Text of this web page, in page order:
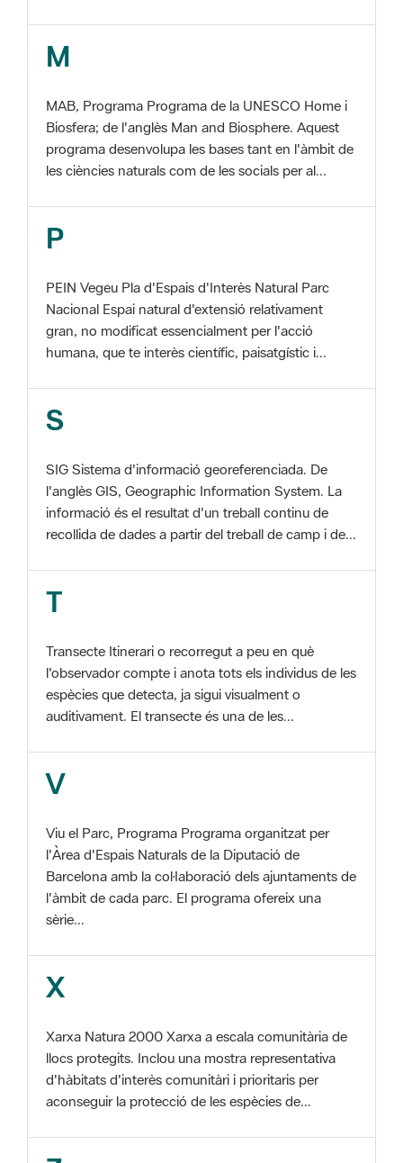
Biosfera; de l'anglès Man and Biosphere. Aquest
les ciències naturals com de les socials per al...
P
Nacional Espai natural d'extensió relativament
humana, que te interès científic, paisatgístic i...
S
l'anglès GIS, Geographic Information System. La
recollida de dades a partir del treball de camp i de...
T
auditivament. El transecte és una de les...
V
l'Àrea d'Espais Naturals de la Diputació de
l'àmbit de cada parc. El programa ofereix una
sèrie...
X
llocs protegits. Inclou una mostra representativa
aconseguir la protecció de les espècies de...
Z